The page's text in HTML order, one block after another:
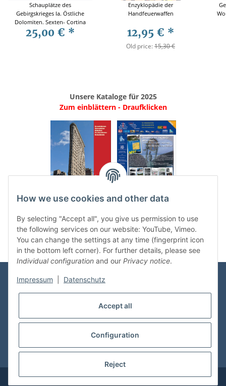
Schauplätze des
Gebirgskrieges Ia. Östliche
Dolomiten. Sexten- Cortina
d´Ampezzo Walther
Schaumann
25,00 € *
Enzyklopädie der
Handfeuerwaffen
12,95 € *
Old price:15,30 €
Unsere Kataloge für 2025
Zum einblättern - Draufklicken
. ..
Categories
Shop Service
* All prices incl. VAT, plusshipping fees
© vdmedien24.de Visitor counter: 10632239
How we use cookies and other data
By selecting "Accept all", you give us permission to use
the following services on our website: YouTube, Vimeo.
You can change the settings at any time (fingerprint icon
in the bottom left corner). For further details, please see
Individual configuration and our Privacy notice.
Impressum Datenschutz
Accept all
Configuration
Reject